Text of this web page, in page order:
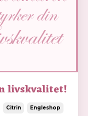
livskvalitet!
Citrin Engleshop